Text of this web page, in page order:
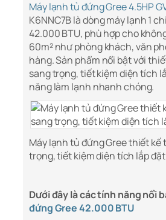
Máy lạnh tủ đứng Gree 4.5HP
K6NNC7B là dòng máy lạnh 1
42.000 BTU, phù hợp cho
60m² như phòng khách, văn
hàng. Sản phẩm nổi bật với
sang trọng, tiết kiệm diện tích
năng làm lạnh nhanh chóng.
Máy lạnh tủ đứng Gree thiết kế
trọng, tiết kiệm diện tích lắp đặt
Dưới đây là các tính năng nổi
đứng Gree 42.000 BTU